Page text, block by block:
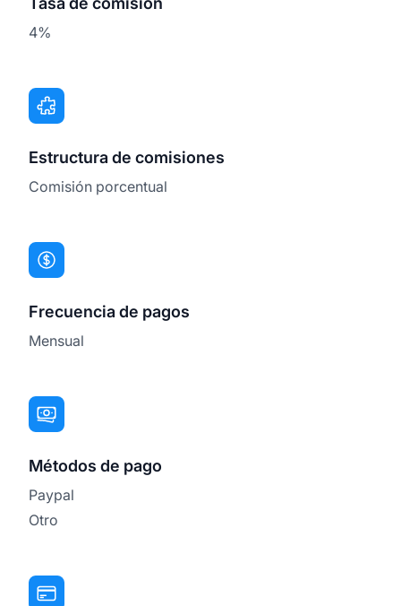
4%
Estructura de comisiones
Comisión porcentual
Frecuencia de pagos
Mensual
Métodos de pago
Paypal
Otro